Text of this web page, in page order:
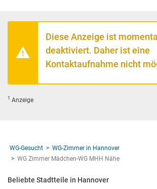
Diese Anzeige ist
deaktiviert. Daher ist eine
Kontaktaufnahme nicht
1 Anzeige
WG-Gesucht
WG-Zimmer in Hannover
WG Zimmer Mädchen-WG MHH Nähe
Beliebte Stadtteile in Hannover